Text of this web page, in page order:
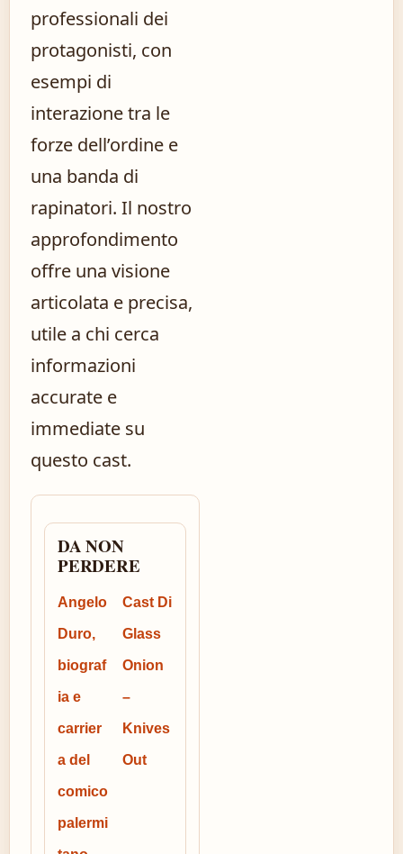
professionali dei
protagonisti, con
esempi di
interazione tra le
forze dell’ordine e
una banda di
rapinatori. Il nostro
approfondimento
offre una visione
articolata e precisa,
utile a chi cerca
informazioni
accurate e
immediate su
questo cast.
DA NON
PERDERE
Angelo
Duro,
biograf
ia e
carrier
a del
comico
palermi
Cast Di
Glass
Onion
–
Knives
Out